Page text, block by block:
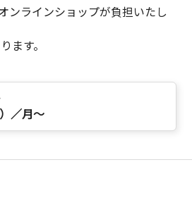
ンラインショップが負担いたし
ます。
／月～